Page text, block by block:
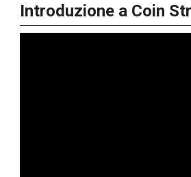
Introduzione a Coin